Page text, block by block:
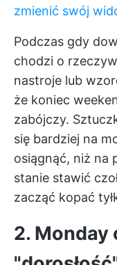
zmienić swój
Podczas gdy
chodzi o
nastroje lub
że koniec
zabójczy.
się bardziej na
osiągnąć, niż na
stanie stawić
zacząć kopać
2. Monday